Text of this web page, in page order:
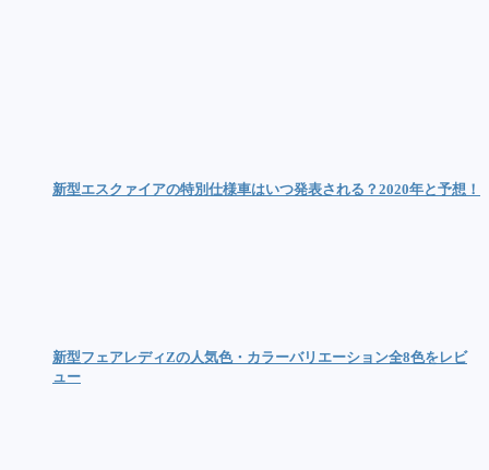
新型エスクァイアの特別仕様車はいつ発表される？2020年と予想！
新型フェアレディZの人気色・カラーバリエーション全8色をレビ
ュー